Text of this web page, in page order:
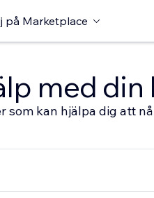
på Marketplace
med din
som kan hjälpa dig att